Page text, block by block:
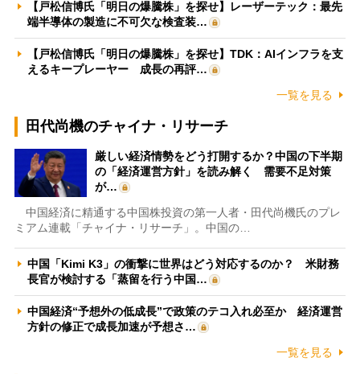
【戸松信博氏「明日の爆騰株」を探せ】レーザーテック：最先
端半導体の製造に不可欠な検査装…
【戸松信博氏「明日の爆騰株」を探せ】TDK：AIインフラを支
えるキープレーヤー 成長の再評…
一覧を見る
田代尚機のチャイナ・リサーチ
厳しい経済情勢をどう打開するか？中国の下半期
の「経済運営方針」を読み解く 需要不足対策
が…
中国経済に精通する中国株投資の第一人者・田代尚機氏のプレ
ミアム連載「チャイナ・リサーチ」。中国の…
中国「Kimi K3」の衝撃に世界はどう対応するのか？ 米財務
長官が検討する「蒸留を行う中国…
中国経済“予想外の低成長”で政策のテコ入れ必至か 経済運営
方針の修正で成長加速が予想さ…
一覧を見る